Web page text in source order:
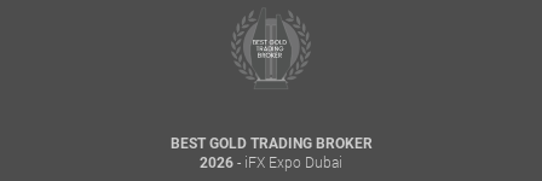
BEST GOLD TRADING BROKER
2026 - iFX Expo Dubai